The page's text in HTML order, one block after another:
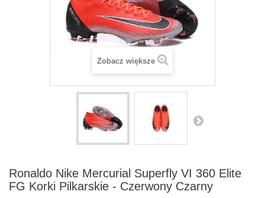
Zobacz większe
Ronaldo Nike Mercurial Superfly VI 360 Elite
FG Korki Pilkarskie - Czerwony Czarny